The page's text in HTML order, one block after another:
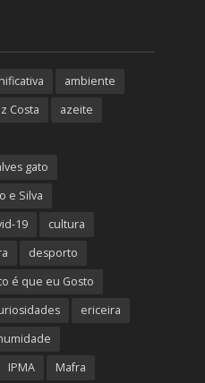
ambiente
Costa
azeite
gato
e Silva
19
cultura
desporto
é que eu Gosto
ericeira
IPMA Mafra